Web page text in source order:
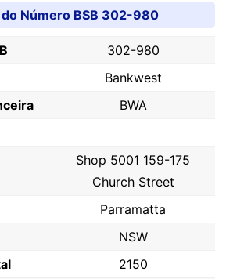
Número BSB 302-980
302-980
Bankwest
BWA
Shop 5001 159-175
Church Street
Parramatta
NSW
2150